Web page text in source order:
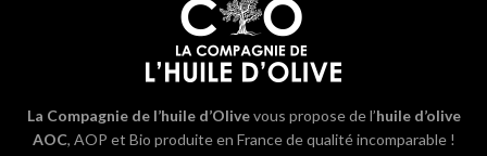
La Compagnie de l’huile d’Olivevous propose de l’huile d’olive
AOC, AOP et Bio produite en France de qualité incomparable !